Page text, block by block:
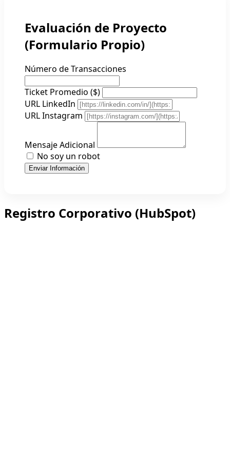
Evaluación de Proyecto
(Formulario Propio)
Número de Transacciones
Ticket Promedio ($)
URL LinkedIn
URL Instagram
Mensaje Adicional
No soy un robot
Enviar Información
Registro Corporativo (HubSpot)